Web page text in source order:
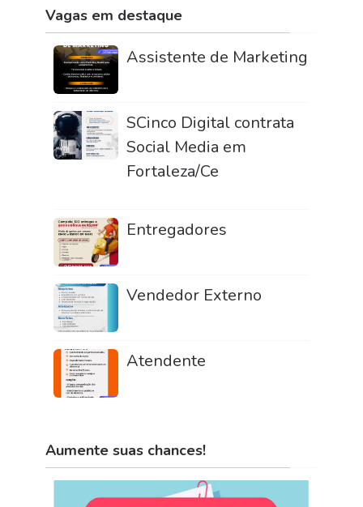
Vagas em destaque
Assistente de Marketing
SCinco Digital contrata
Social Media em
Fortaleza/Ce
Entregadores
Vendedor Externo
Atendente
Aumente suas chances!